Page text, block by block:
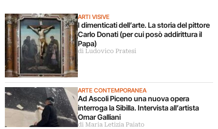
ARTI VISIVE
I dimenticati dell’arte. La storia del pittore
Carlo Donati (per cui posò addirittura il
Papa)
di Ludovico Pratesi
ARTE CONTEMPORANEA
Ad Ascoli Piceno una nuova opera
interroga la Sibilla. Intervista all’artista
Omar Galliani
di Maria Letizia Paiato